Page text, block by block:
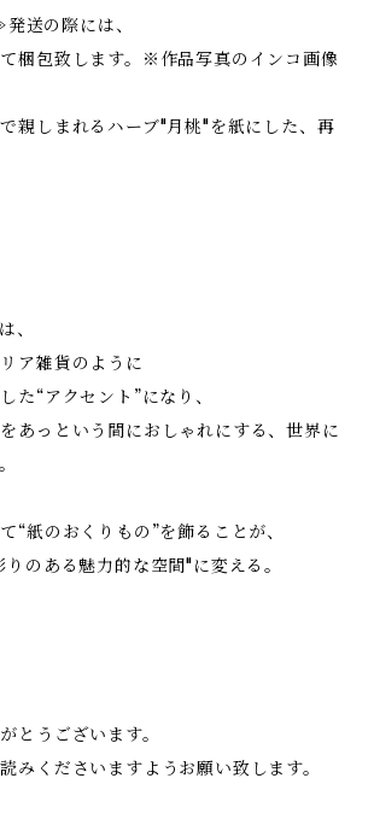
送の際には、
梱包致します。※作品写真のインコ画像
親しまれるハーブ"月桃"を紙にした、再
、
ア雑貨のように
た“アクセント”になり、
あっという間におしゃれにする、世界に
“紙のおくりもの”を飾ることが、
のある魅力的な空間"に変える。
とうございます。
みくださいますようお願い致します。